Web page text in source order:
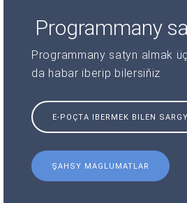
Programmany
Programmany satyn almak
da habar iberip bilersiňiz
E-POÇTA IBERMEK BILEN
ŞAHSY MAGLUMATLAR